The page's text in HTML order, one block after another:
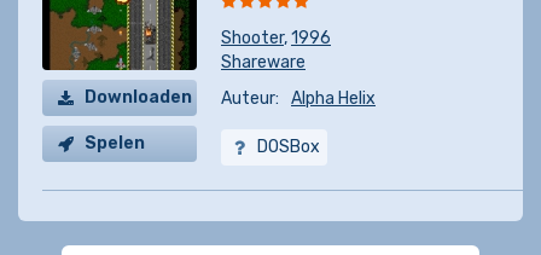
Downloaden
Spelen
Shooter,1996
Shareware
Auteur:
Alpha Helix
DOSBox